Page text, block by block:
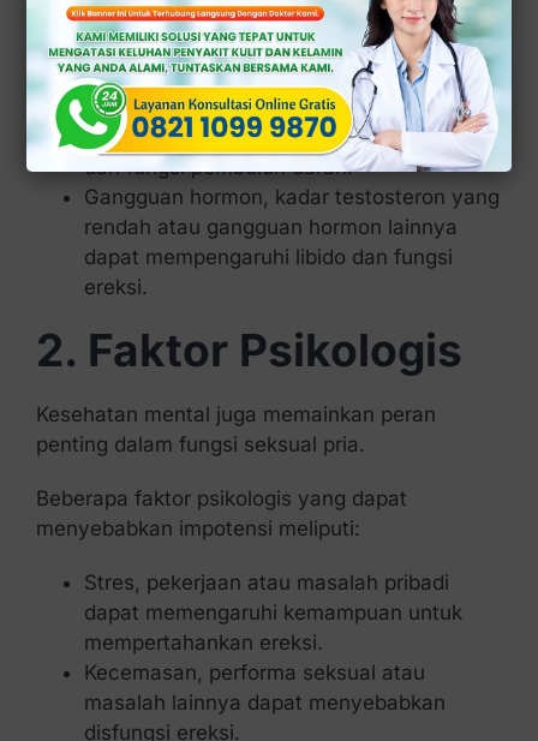
Hipertensi, tekanan darah tinggi dapat
merusakarteri, mengurangi aliran darah ke
penis.
Obesitas(kegemukan), kelebihan berat
badan dapat mempengaruhi kadar hormon
dan fungsi pembuluh darah.
Gangguan hormon, kadar testosteron yang
rendah atau gangguan hormon lainnya
dapat mempengaruhi libido dan fungsi
ereksi.
2. Faktor Psikologis
Kesehatan mental juga memainkan peran
penting dalam fungsi seksual pria.
Beberapa faktor psikologis yang dapat
menyebabkan impotensi meliputi:
Stres, pekerjaan atau masalah pribadi
dapat memengaruhi kemampuan untuk
mempertahankan ereksi.
Kecemasan, performa seksual atau
masalah lainnya dapat menyebabkan
disfungsi ereksi.